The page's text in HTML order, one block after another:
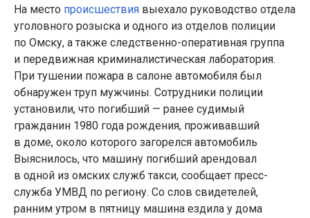
На место происшествия выехало руководство отдела
уголовного розыска и одного из отделов полиции
по Омску, а также следственно-оперативная группа
и передвижная криминалистическая лаборатория.
При тушении пожара в салоне автомобиля был
обнаружен труп мужчины. Сотрудники полиции
установили, что погибший — ранее судимый
гражданин 1980 года рождения, проживавший
в доме, около которого загорелся автомобиль
Выяснилось, что машину погибший арендовал
в одной из омских служб такси, сообщает пресс-
служба УМВД по региону. Со слов свидетелей,
ранним утром в пятницу машина ездила у дома